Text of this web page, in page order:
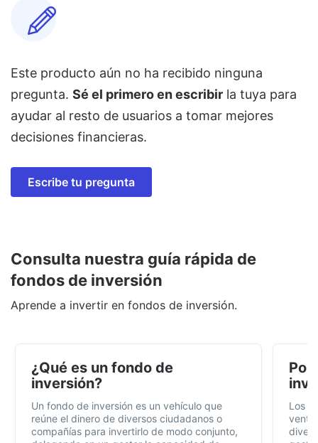
Este producto aún no ha recibido ninguna
pregunta. Sé el primero en escribir la tuya para
ayudar al resto de usuarios a tomar mejores
decisiones financieras.
Escribe tu pregunta
Consulta nuestra guía rápida de
fondos de inversión
Aprende a invertir en fondos de inversión.
¿Qué es un fondo de
inversión?
Un fondo de inversión es un vehículo que
reúne el dinero de diversos ciudadanos o
compañías para invertirlo de modo conjunto,
Por
Los